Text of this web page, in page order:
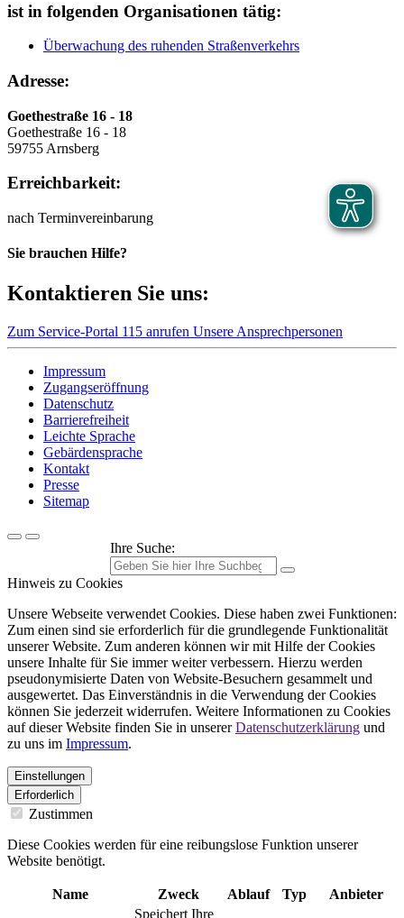
ist in folgenden Organisationen tätig:
Überwachung des ruhenden Straßenverkehrs
Adresse:
Goethestraße 16 - 18
Goethestraße 16 - 18
59755 Arnsberg
Erreichbarkeit:
nach Terminvereinbarung
Sie brauchen Hilfe?
Kontaktieren Sie uns:
Zum Service-Portal 115 anrufen Unsere Ansprechpersonen
Impressum
Zugangseröffnung
Datenschutz
Barrierefreiheit
Leichte Sprache
Gebärdensprache
Kontakt
Presse
Sitemap
Ihre Suche:
Hinweis zu Cookies
Unsere Webseite verwendet Cookies. Diese haben zwei Funktionen:
Zum einen sind sie erforderlich für die grundlegende Funktionalität
unserer Website. Zum anderen können wir mit Hilfe der Cookies
unsere Inhalte für Sie immer weiter verbessern. Hierzu werden
pseudonymisierte Daten von Website-Besuchern gesammelt und
ausgewertet. Das Einverständnis in die Verwendung der Cookies
können Sie jederzeit widerrufen. Weitere Informationen zu Cookies
auf dieser Website finden Sie in unsererDatenschutzerklärung und
zu uns im Impressum.
Einstellungen
Erforderlich
Zustimmen
Diese Cookies werden für eine reibungslose Funktion unserer
Website benötigt.
Name Zweck Ablauf Typ
Anbieter
Speichert Ihre